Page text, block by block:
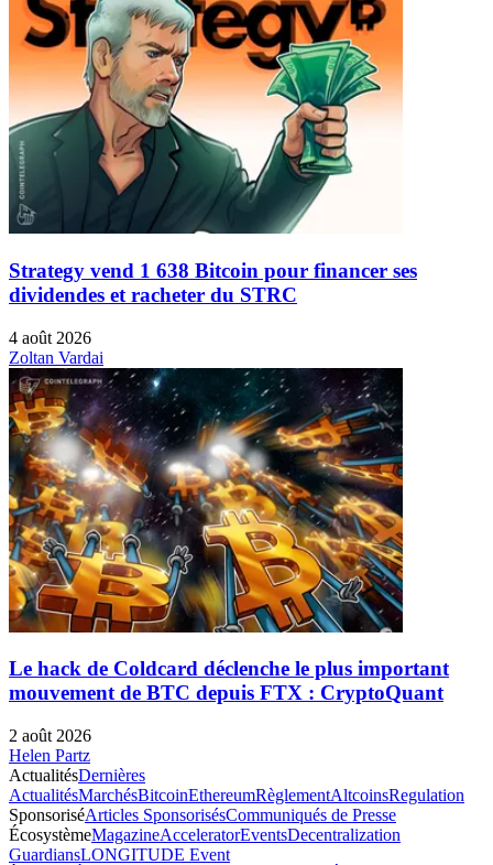
Strategy vend 1 638 Bitcoin pour financer ses
dividendes et racheter du STRC
4 août 2026
Zoltan Vardai
Le hack de Coldcard déclenche le plus important
mouvement de BTC depuis FTX : CryptoQuant
2 août 2026
Helen Partz
ActualitésDernières
ActualitésMarchésBitcoinEthereumRèglementAltcoinsRegulation
SponsoriséArticles SponsorisésCommuniqués de Presse
ÉcosystèmeMagazineAcceleratorEventsDecentralization
GuardiansLONGITUDE Event